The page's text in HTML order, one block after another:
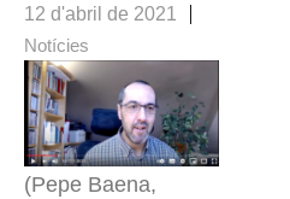
12 d'abril de 2021
Notícies
(Pepe Baena,